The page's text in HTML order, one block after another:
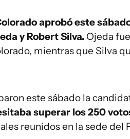
aprobó este
y Robert Silva. Ojeda
mientras que Silva
este sábado la
superar los 250
reunidos en la sede del